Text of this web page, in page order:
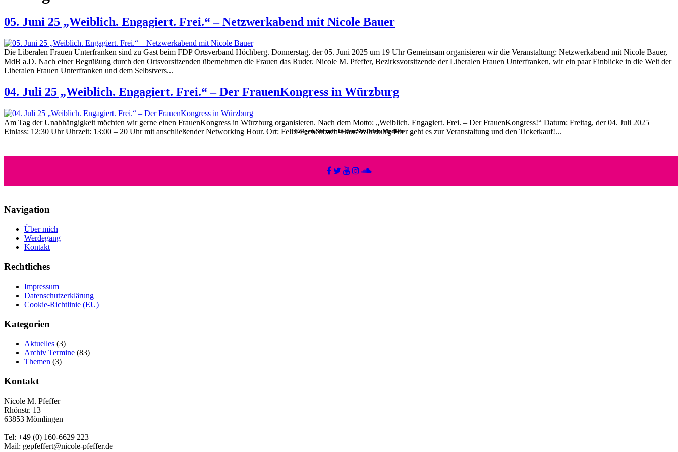
05. Juni 25 „Weiblich. Engagiert. Frei.“ – Netzwerkabend mit Nicole Bauer
Die Liberalen Frauen Unterfranken sind zu Gast beim FDP Ortsverband Höchberg. Donnerstag, der 05. Juni 2025 um 19 Uhr Gemeinsam organisieren wir die Veranstaltung: Netzwerkabend mit Nicole Bauer,
MdB a.D. Nach einer Begrüßung durch den Ortsvorsitzenden übernehmen die Frauen das Ruder. Nicole M. Pfeffer, Bezirksvorsitzende der Liberalen Frauen Unterfranken, wir ein paar Einblicke in die Welt der
Liberalen Frauen Unterfranken und dem Selbstvers...
04. Juli 25 „Weiblich. Engagiert. Frei.“ – Der FrauenKongress in Würzburg
Am Tag der Unabhängigkeit möchten wir gerne einen FrauenKongress in Würzburg organisieren. Nach dem Motto: „Weiblich. Engagiert. Frei. – Der FrauenKongress!“ Datum: Freitag, der 04. Juli 2025
Einlass: 12:30 Uhr Uhrzeit: 13:00 – 20 Uhr mit anschließender Networking Hour. Ort: Felix-Fechenbach-Haus Würzburg Hier geht es zur Veranstaltung und den Ticketkauf!...
Folgen Sie mir in den Sozialen Medien
Navigation
Über mich
Werdegang
Kontakt
Rechtliches
Impressum
Datenschutzerklärung
Cookie-Richtlinie (EU)
Kategorien
Aktuelles (3)
Archiv Termine (83)
Themen (3)
Kontakt
Nicole M. Pfeffer
Rhönstr. 13
63853 Mömlingen
Tel: +49 (0) 160-6629 223
Mail: gepfeffert@nicole-pfeffer.de